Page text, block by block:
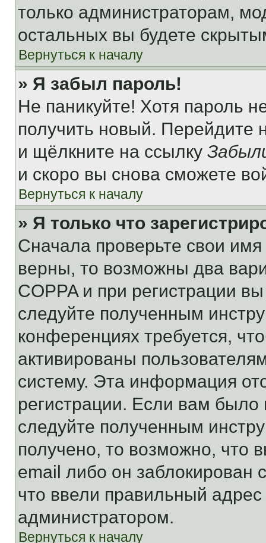
только администраторам,
остальных вы будете
Вернуться к началу
» Я забыл пароль!
Не паникуйте! Хотя пароль
получить новый. Перейдите
и щёлкните на ссылку
и скоро вы снова сможете
Вернуться к началу
» Я только что
Сначала проверьте свои
верны, то возможны два
COPPA и при регистрации
следуйте полученным
конференциях требуется,
активированы
систему. Эта информация
регистрации. Если вам
следуйте полученным
получено, то возможно, что
email либо он
что ввели правильный адрес
администратором.
Вернуться к началу